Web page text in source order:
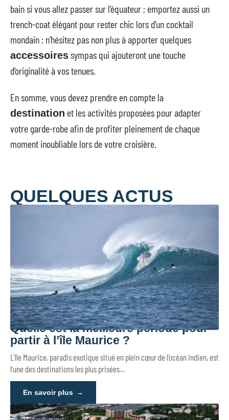
bain si vous allez passer sur l’équateur ; emportez aussi un
trench-coat élégant pour rester chic lors d’un cocktail
mondain ; n’hésitez pas non plus à apporter quelques
accessoiressympas qui ajouteront une touche
d’originalité à vos tenues.
En somme, vous devez prendre en compte la
destination et les activités proposées pour adapter
votre garde-robe afin de profiter pleinement de chaque
moment inoubliable lors de votre croisière.
QUELQUES ACTUS
Quelle est la meilleure période pour
partir à l’île Maurice ?
L’île Maurice, paradis exotique situé en plein cœur de l’océan indien, est
l’une des destinations les plus prisées…
En savoir plus